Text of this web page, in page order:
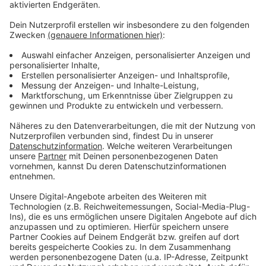
Frost
Anzeige
Das gesamte Wissen ist immer dabei: Dank
Smartphone und Wikipedia haben die meisten von uns
quasi das sämtliches Wissen der Menschheit ständig
in der Hosentasche. Immerhin gibt es fast 3 Millionen
deutsche Wikipedia-Artikel. Und unser Moderator
Hendrik Frost dachte sich: 'Es wird Zeit, dass sich das
alles mal jemand durchliest!'
Anzeige